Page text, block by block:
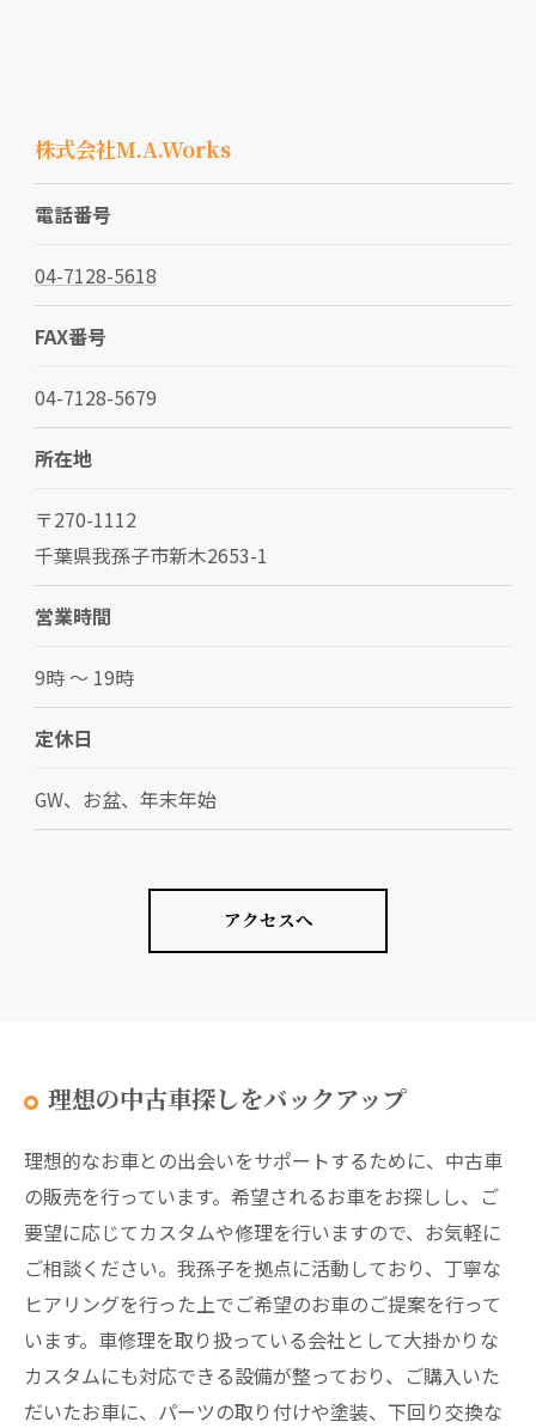
株式会社M.A.Works
電話番号
04-7128-5618
FAX番号
04-7128-5679
所在地
〒270-1112
千葉県我孫子市新木2653-1
営業時間
9時 〜 19時
定休日
GW、お盆、年末年始
アクセスへ
理想の中古車探しをバックアップ
理想的なお車との出会いをサポートするために、中古車
の販売を行っています。希望されるお車をお探しし、ご
要望に応じてカスタムや修理を行いますので、お気軽に
ご相談ください。我孫子を拠点に活動しており、丁寧な
ヒアリングを行った上でご希望のお車のご提案を行って
います。車修理を取り扱っている会社として大掛かりな
カスタムにも対応できる設備が整っており、ご購入いた
だいたお車に、パーツの取り付けや塗装、下回り交換な